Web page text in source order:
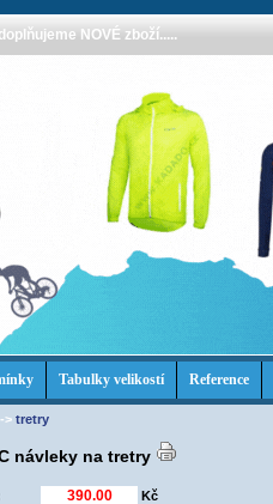
NOVÉ zboží.....
Tabulky velikostí Reference
-> tretry
návleky na tretry
Kč